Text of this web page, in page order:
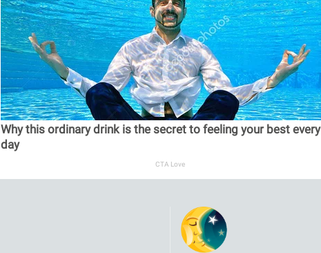
Why this ordinary drink is the secret to feeling your best every
day
CTA Love